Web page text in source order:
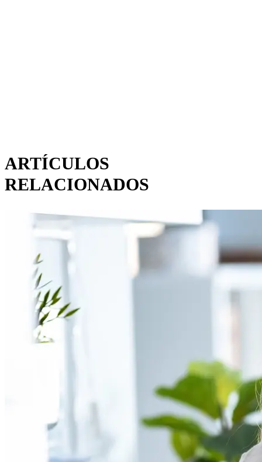
ARTÍCULOS
RELACIONADOS